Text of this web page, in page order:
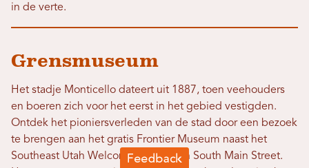
in de verte.
Grensmuseum
Het stadje Monticello dateert uit 1887, toen veehouders
en boeren zich voor het eerst in het gebied vestigden.
Ontdek het pioniersverleden van de stad door een bezoek
te brengen aan het gratis Frontier Museum naast het
Southeast Utah Welcome Center aan South Main Street.